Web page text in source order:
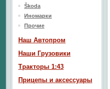
Škoda
Иномарки
Прочие
Наш Aвтопром
Наши Грузовики
Тракторы 1:43
Прицепы и аксессуары